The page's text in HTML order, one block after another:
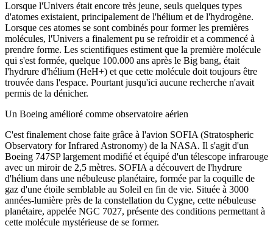
Lorsque l'Univers était encore très jeune, seuls quelques types
d'atomes existaient, principalement de l'hélium et de l'hydrogène.
Lorsque ces atomes se sont combinés pour former les premières
molécules, l'Univers a finalement pu se refroidir et a commencé à
prendre forme. Les scientifiques estiment que la première molécule
qui s'est formée, quelque 100.000 ans après le Big bang, était
l'hydrure d'hélium (HeH+) et que cette molécule doit toujours être
trouvée dans l'espace. Pourtant jusqu'ici aucune recherche n'avait
permis de la dénicher.
Un Boeing amélioré comme observatoire aérien
C'est finalement chose faite grâce à l'avion SOFIA (Stratospheric
Observatory for Infrared Astronomy) de la NASA. Il s'agit d'un
Boeing 747SP largement modifié et équipé d'un télescope infrarouge
avec un miroir de 2,5 mètres. SOFIA a découvert de l'hydrure
d'hélium dans une nébuleuse planétaire, formée par la coquille de
gaz d'une étoile semblable au Soleil en fin de vie. Située à 3000
années-lumière près de la constellation du Cygne, cette nébuleuse
planétaire, appelée NGC 7027, présente des conditions permettant à
cette molécule mystérieuse de se former.